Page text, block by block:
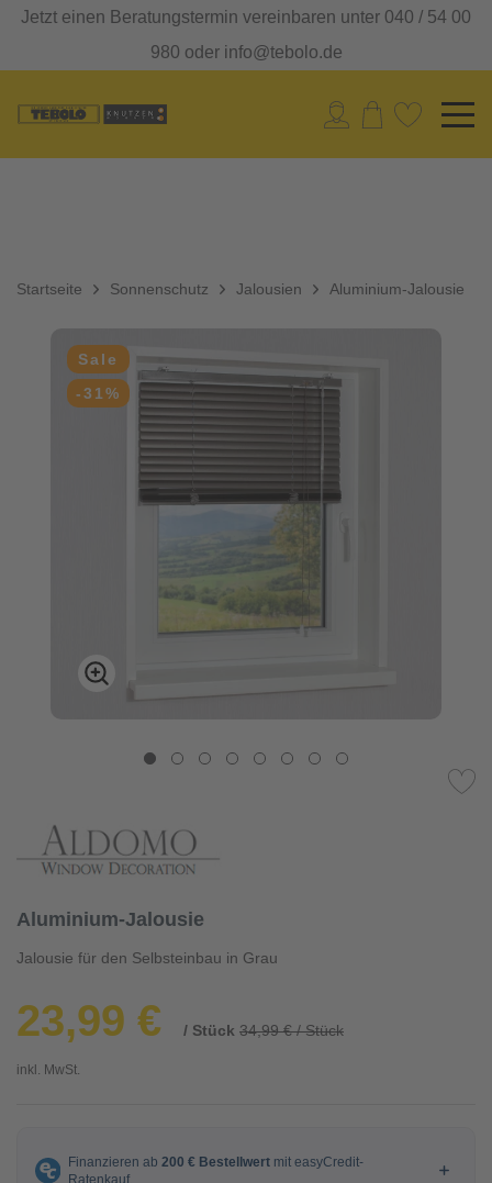
Jetzt einen Beratungstermin vereinbaren unter 040 / 54 00
980 oder info@tebolo.de
Startseite Sonnenschutz Jalousien Aluminium-Jalousie
Sale
-31%
Aluminium-Jalousie
Jalousie für den Selbsteinbau in Grau
23,99 € / Stück 34,99 € / Stück
inkl. MwSt.